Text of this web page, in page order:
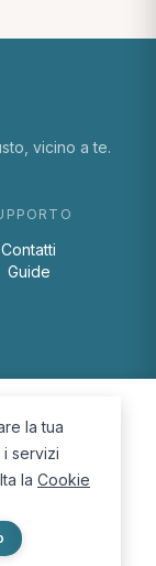
vicino a te.
Contatti
Guide
la tua
servizi
la Cookie